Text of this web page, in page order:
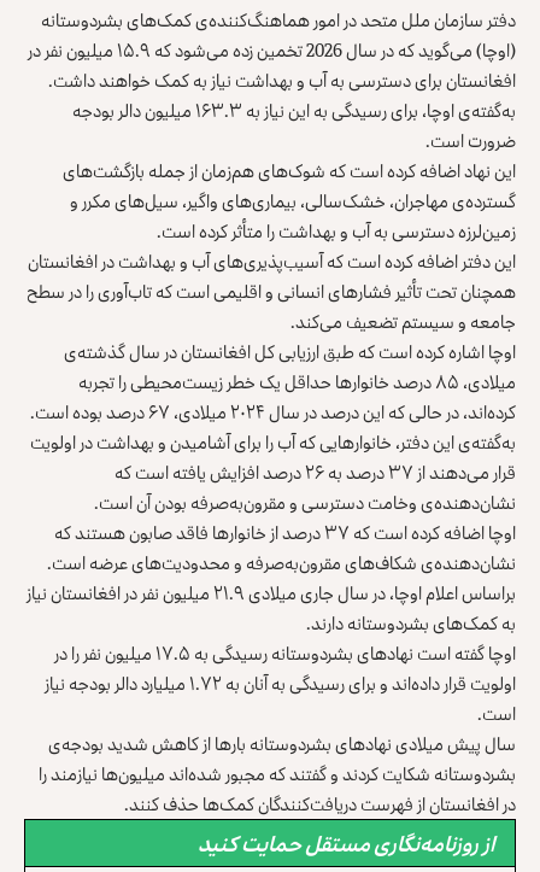
دفتر سازمان ملل متحد در امور هماهنگ‌کننده‌ی کمک‌های بشردوستانه
(اوچا) می‌گوید که در سال 2026 تخمین زده می‌شود که ۱۵.۹ میلیون نفر در
افغانستان برای دسترسی به آب و بهداشت نیاز به کمک خواهند داشت.
به‌گفته‌ی اوچا، برای رسیدگی به این نیاز به ۱۶۳.۳ میلیون دالر بودجه
ضرورت است.
این نهاد اضافه کرده است که شوک‌های هم‌زمان از جمله بازگشت‌های
گسترده‌ی مهاجران، خشک‌سالی، بیماری‌های واگیر، سیل‌های مکرر و
زمین‌لرزه دسترسی به آب و بهداشت را متأثر کرده است.
این دفتر اضافه کرده است که آسیب‌پذیری‌های آب و بهداشت در افغانستان
همچنان تحت تأثیر فشارهای انسانی و اقلیمی است که تاب‌آوری را در سطح
جامعه و سیستم تضعیف می‌کند.
اوچا اشاره کرده است که طبق ارزیابی کل افغانستان در سال گذشته‌ی
میلادی، ۸۵ درصد خانوارها حداقل یک خطر زیست‌محیطی را تجربه
کرده‌اند، در حالی که این درصد در سال ۲۰۲۴ میلادی، ۶۷ درصد بوده است.
به‌گفته‌ی این دفتر، خانوارهایی که آب را برای آشامیدن و بهداشت در اولویت
قرار می‌دهند از ۳۷ درصد به ۲۶ درصد افزایش یافته است که
نشان‌دهنده‌ی وخامت دسترسی و مقرون‌به‌صرفه بودن آن است.
اوچا اضافه کرده است که ۳۷ درصد از خانوارها فاقد صابون هستند که
نشان‌دهنده‌ی شکاف‌های مقرون‌به‌صرفه و محدودیت‌های عرضه است.
براساس اعلام اوچا، در سال جاری میلادی ۲۱.۹ میلیون نفر در افغانستان نیاز
به کمک‌های بشردوستانه دارند.
اوچا گفته است نهادهای بشردوستانه رسیدگی به ۱۷.۵ میلیون نفر را در
اولویت قرار داده‌اند و برای رسیدگی به آنان به ۱.۷۲ میلیارد دالر بودجه نیاز
است.
سال پیش میلادی نهادهای بشردوستانه بارها از کاهش شدید بودجه‌ی
بشردوستانه شکایت کردند و گفتند که مجبور شده‌اند میلیون‌ها نیازمند را
در افغانستان از فهرست دریافت‌کنندگان کمک‌ها حذف کنند.
از روزنامه‌نگاری مستقل حمایت کنید